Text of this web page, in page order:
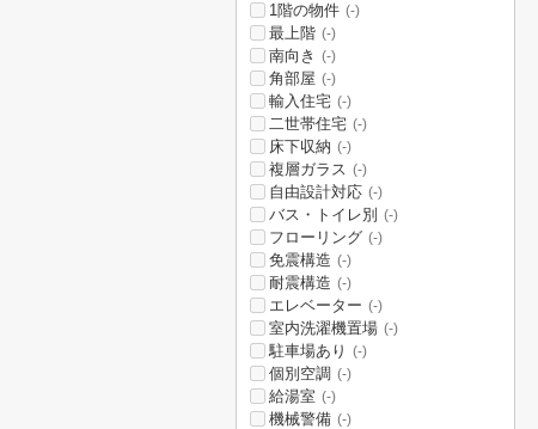
1階の物件 (-)
最上階 (-)
南向き (-)
角部屋 (-)
輸入住宅 (-)
二世帯住宅 (-)
床下収納 (-)
複層ガラス (-)
自由設計対応 (-)
バス・トイレ別 (-)
フローリング (-)
免震構造 (-)
耐震構造 (-)
エレベーター (-)
室内洗濯機置場 (-)
駐車場あり (-)
個別空調 (-)
給湯室 (-)
機械警備 (-)